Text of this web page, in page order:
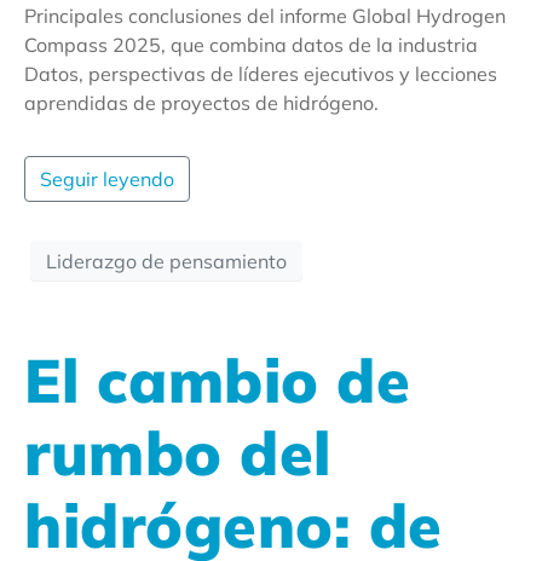
Principales conclusiones del informe Global Hydrogen
Compass 2025, que combina datos de la industria
Datos, perspectivas de líderes ejecutivos y lecciones
aprendidas de proyectos de hidrógeno.
Seguir leyendo
Liderazgo de pensamiento
El cambio de
rumbo del
hidrógeno: de